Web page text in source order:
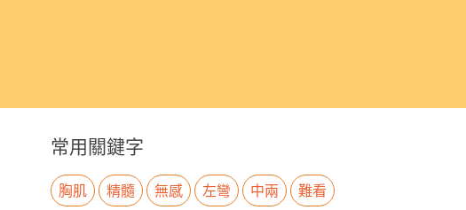
常用關鍵字
胸肌 精髓 無感 左彎 中兩
難看